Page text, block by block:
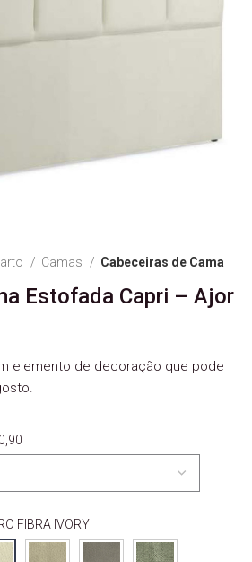
Camas Cabeceiras de Cama
Estofada Capri – Ajor
elemento de decoração que pode
0,90
FIBRA IVORY